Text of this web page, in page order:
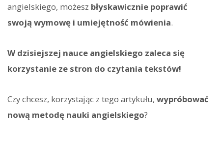
angielskiego, możesz błyskawicznie poprawić
swoją wymowę i umiejętność mówienia.
W dzisiejszej nauce angielskiego zaleca się
korzystanie ze stron do czytania tekstów!
Czy chcesz, korzystając z tego artykułu, wypróbować
nową metodę nauki angielskiego?